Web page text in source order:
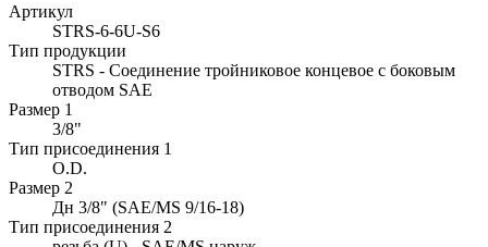
Артикул
STRS-6-6U-S6
Тип продукции
STRS - Соединение тройниковое концевое с боковым
отводом SAE
Размер 1
3/8"
Тип присоединения 1
O.D.
Размер 2
Дн 3/8" (SAE/MS 9/16-18)
Тип присоединения 2